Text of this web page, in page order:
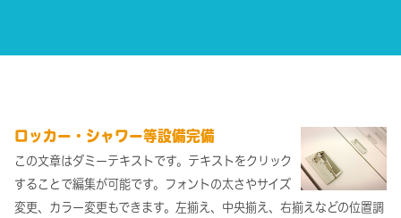
ロッカー・シャワー等設備完備
この文章はダミーテキストです。テキストをクリック
することで編集が可能です。フォントの太さやサイズ
変更、カラー変更もできます。左揃え、中央揃え、右揃えなどの位置調